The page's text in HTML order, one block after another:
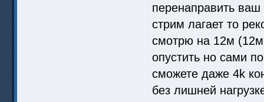
перенаправить
стрим лагает то
смотрю на 12м
опустить но сами
сможете даже 4k
без лишней